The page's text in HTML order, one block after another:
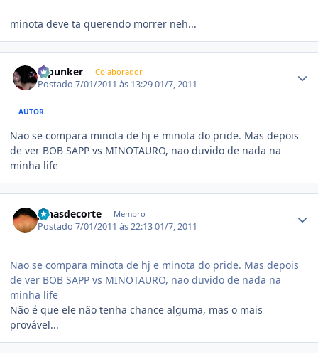
minota deve ta querendo morrer neh...
Dipunker Colaborador
Postado7/01/2011 às 13:2901/7, 2011
AUTOR
Nao se compara minota de hj e minota do pride. Mas depois
de ver BOB SAPP vs MINOTAURO, nao duvido de nada na
minha life
jonasdecorte Membro
Postado7/01/2011 às 22:1301/7, 2011
Nao se compara minota de hj e minota do pride. Mas depois
de ver BOB SAPP vs MINOTAURO, nao duvido de nada na
minha life
Não é que ele não tenha chance alguma, mas o mais
provável...